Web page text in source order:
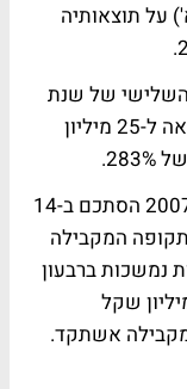
על תוצאותיה
השלישי של שנת
2007 הסתכמו ב-94 מיליון שקל, בהשוואה ל-25 מיליון
הרווח הגולמי לרבעון השלישי של שנת 2007 הסתכם ב-14
שקל בתקופה המקבילה
מפעולות נמשכות ברבעון
של שנת 2007 הסתכם ב-4.1 מיליון שקל